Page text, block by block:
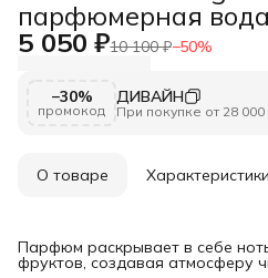
парфюмерная
5 050 ₽10 100 ₽−50%
−30%
промокод
ДИВАЙН
При покупке от 28 000
О товаре Характеристики
Парфюм раскрывает в себе
фруктов, создавая атмосферу